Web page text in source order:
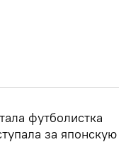
футболистка
за японскую